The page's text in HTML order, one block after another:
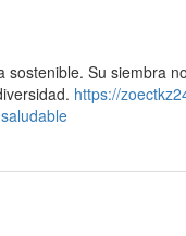
Su siembra
https://